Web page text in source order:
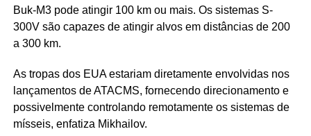
Buk-M3 pode atingir 100 km ou mais. Os sistemas S-
300V são capazes de atingir alvos em distâncias de 200
a 300 km.
As tropas dos EUA estariam diretamente envolvidas nos
lançamentos de ATACMS, fornecendo direcionamento e
possivelmente controlando remotamente os sistemas de
mísseis, enfatiza Mikhailov.